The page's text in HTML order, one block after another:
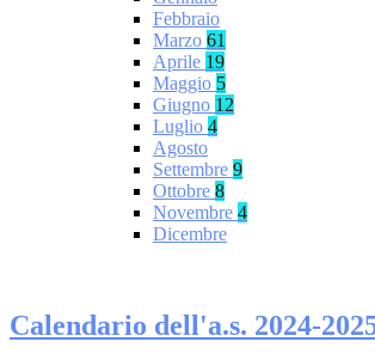
Febbraio
Marzo 61
Aprile 19
Maggio 5
Giugno 12
Luglio 4
Agosto
Settembre 9
Ottobre 8
Novembre 4
Dicembre
Calendario dell'a.s. 2024-